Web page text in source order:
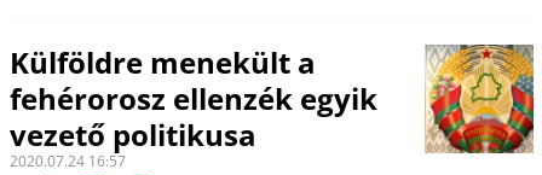
Külföldre menekült a
fehérorosz ellenzék egyik
vezető politikusa
2020.07.24 16:57